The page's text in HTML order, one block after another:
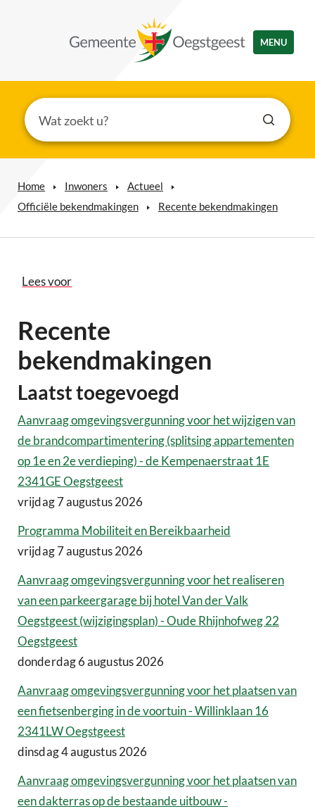
MENU
Home Inwoners
Actueel
Officiële bekendmakingen
Recente bekendmakingen
Lees voor
Recente
bekendmakingen
Laatst toegevoegd
Aanvraag omgevingsvergunning voor het wijzigen van
de brandcompartimentering (splitsing appartementen
op 1e en 2e verdieping) - de Kempenaerstraat 1E
2341GE Oegstgeest
vrijdag 7 augustus 2026
Programma Mobiliteit en Bereikbaarheid
vrijdag 7 augustus 2026
Aanvraag omgevingsvergunning voor het realiseren
van een parkeergarage bij hotel Van der Valk
Oegstgeest (wijzigingsplan) - Oude Rhijnhofweg 22
Oegstgeest
donderdag 6 augustus 2026
Aanvraag omgevingsvergunning voor het plaatsen van
een fietsenberging in de voortuin - Willinklaan 16
2341LW Oegstgeest
dinsdag 4 augustus 2026
Aanvraag omgevingsvergunning voor het plaatsen van
een dakterras op de bestaande uitbouw -